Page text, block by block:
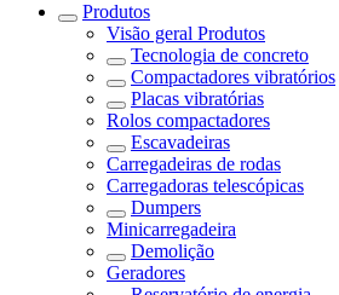
Produtos
Visão geral Produtos
Tecnologia de concreto
Compactadores vibratórios
Placas vibratórias
Rolos compactadores
Escavadeiras
Carregadeiras de rodas
Carregadoras telescópicas
Dumpers
Minicarregadeira
Demolição
Geradores